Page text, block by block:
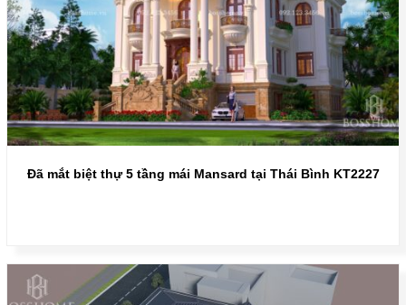
Đã mắt biệt thự 5 tầng mái Mansard tại Thái Bình KT2227